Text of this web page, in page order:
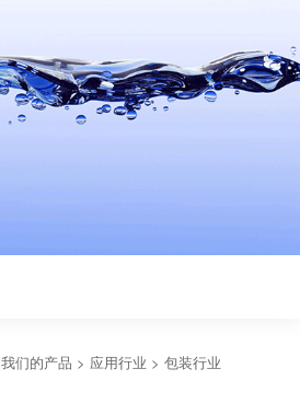
我们的产品 > 应用行业 > 包装行业